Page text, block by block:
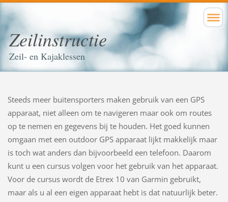
Zeilinstructie
Zeil- en Kajaklessen
Steeds meer buitensporters maken gebruik van een GPS
apparaat, niet alleen om te navigeren maar ook om routes
op te nemen en gegevens bij te houden. Het goed kunnen
omgaan met een outdoor GPS apparaat lijkt makkelijk maar
is toch wat anders dan bijvoorbeeld een telefoon. Daarom
kunt u een cursus volgen voor het gebruik van het apparaat.
Voor de cursus wordt de Etrex 10 van Garmin gebruikt,
maar als u al een eigen apparaat hebt is dat natuurlijk beter.